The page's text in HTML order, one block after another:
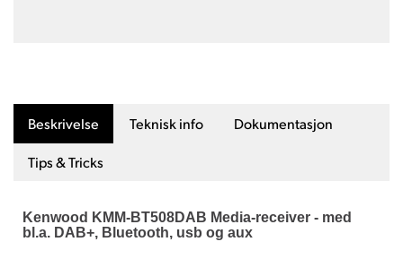
Beskrivelse Teknisk info Dokumentasjon
Tips & Tricks
Kenwood KMM-BT508DAB Media-receiver - med
bl.a. DAB+, Bluetooth, usb og aux